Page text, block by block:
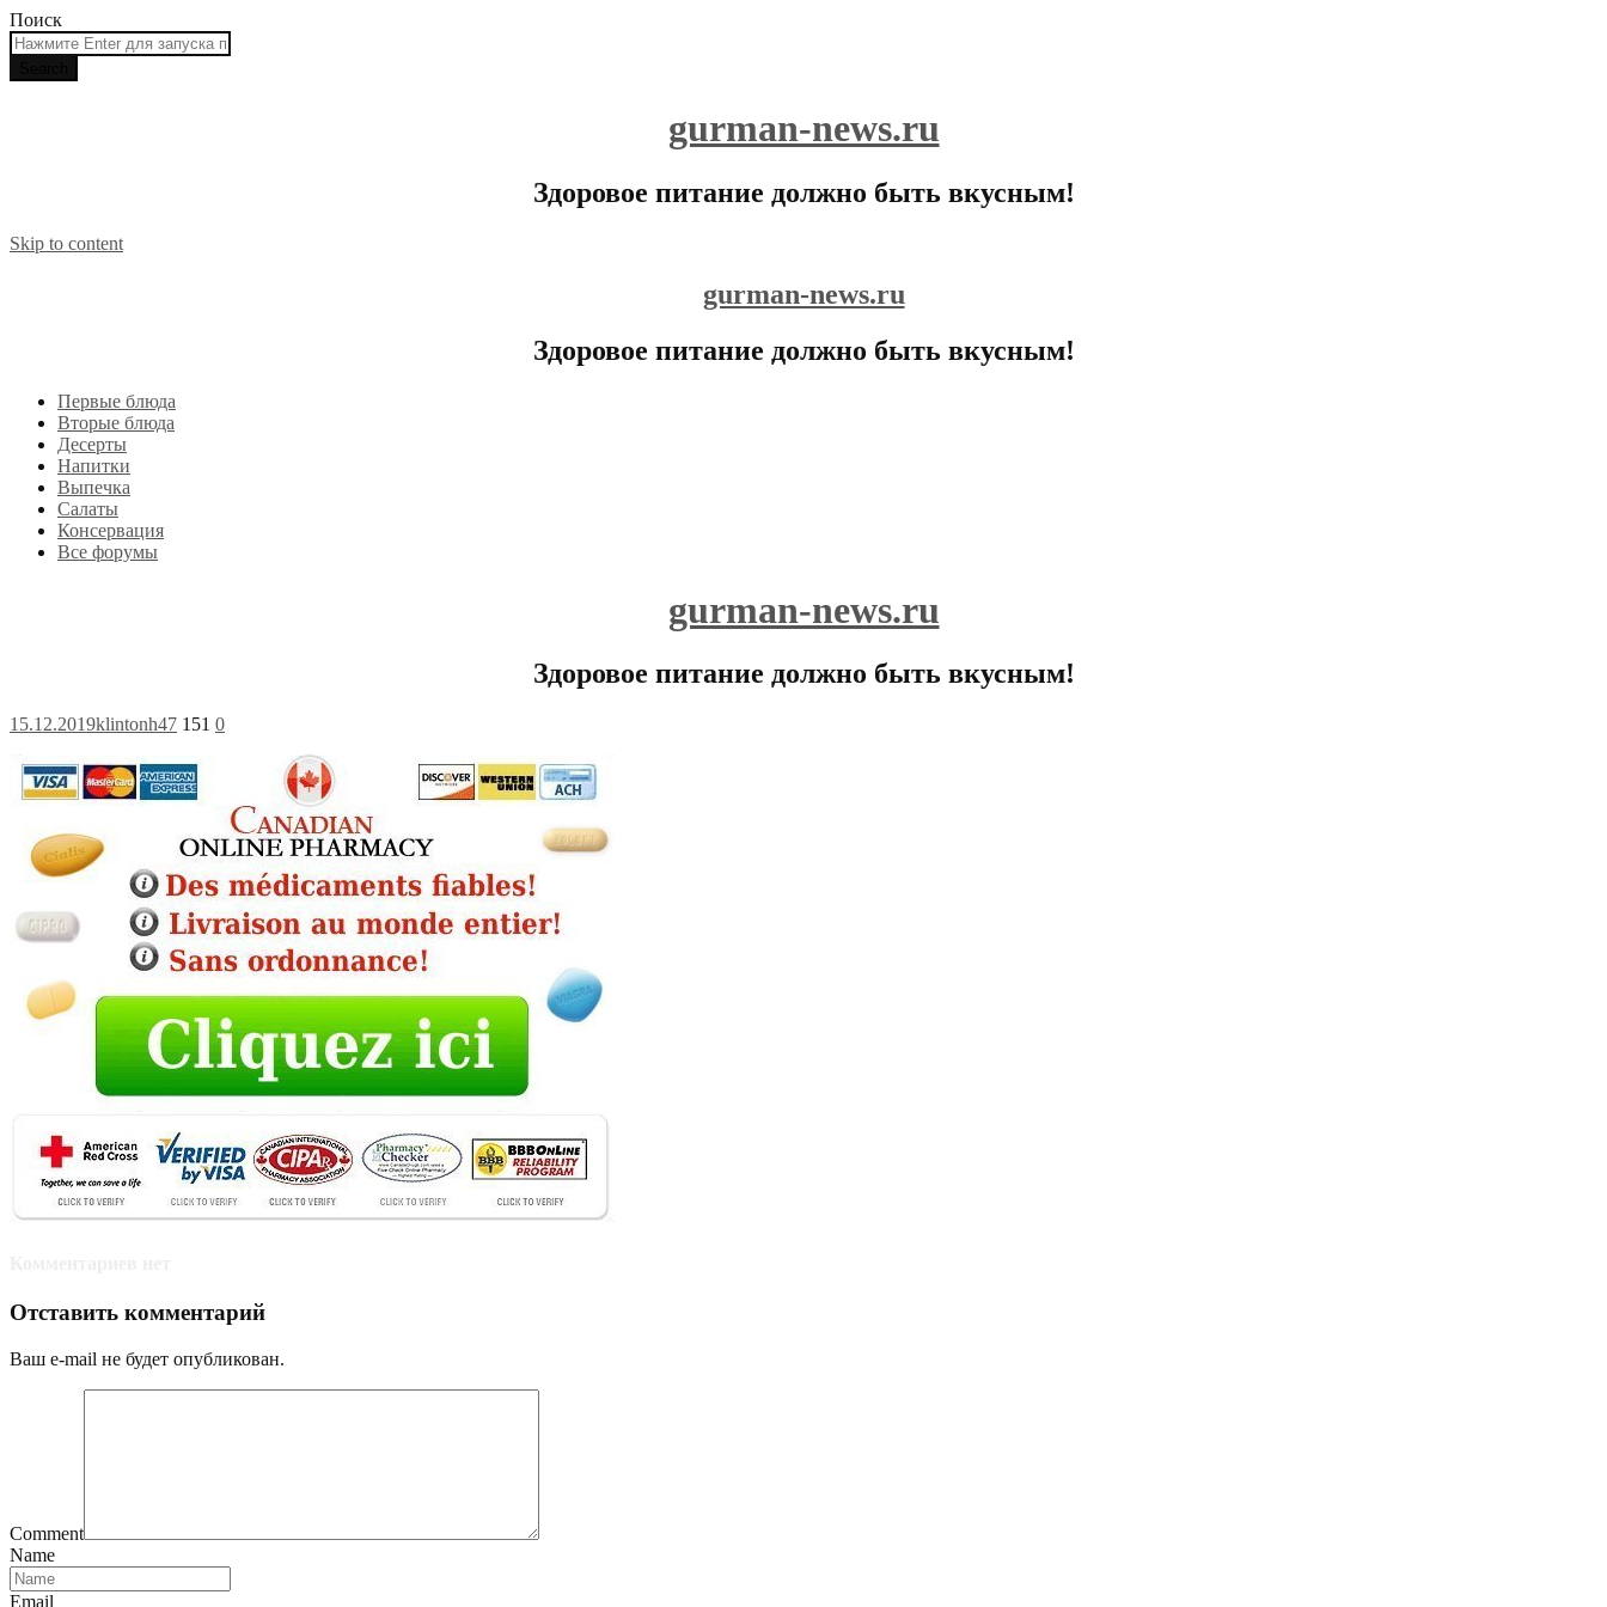
Поиск
gurman-news.ru
Здоровое питание должно быть вкусным!
Skip to content
gurman-news.ru
Здоровое питание должно быть вкусным!
Первые блюда
Вторые блюда
Десерты
Напитки
Выпечка
Салаты
Консервация
Все форумы
gurman-news.ru
Здоровое питание должно быть вкусным!
15.12.2019klintonh47 151 0
Отставить комментарий
Ваш e-mail не будет опубликован.
Comment
Name
Email